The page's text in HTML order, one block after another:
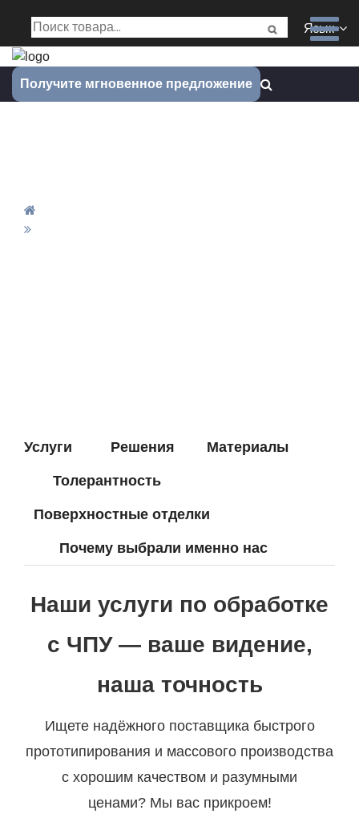
Язык
Получите мгновенное предложение
Услуги Решения Материалы
Толерантность
Поверхностные отделки
Почему выбрали именно нас
Наши услуги по обработке
с ЧПУ — ваше видение,
наша точность
Ищете надёжного поставщика быстрого
прототипирования и массового производства
с хорошим качеством и разумными
ценами? Мы вас прикроем!